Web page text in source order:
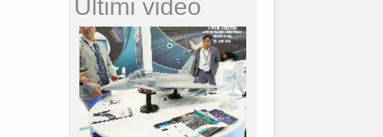
Ultimi video